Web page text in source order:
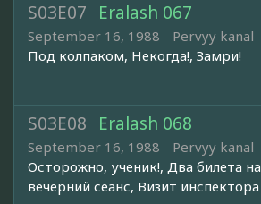
S03E07 Eralash 067
September 16, 1988
Pervyy kanal
Под колпаком, Некогда!, Замри!
S03E08 Eralash 068
September 16, 1988
Pervyy kanal
Осторожно, ученик!, Два билета на
вечерний сеанс, Визит инспектора